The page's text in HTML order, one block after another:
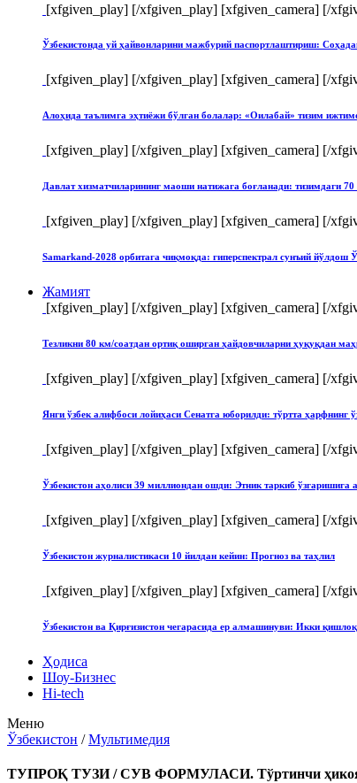
[xfgiven_play] [/xfgiven_play] [xfgiven_camera] [/
Ўзбекистонда уй ҳайвонларини мажбурий паспортлаштириш:
[xfgiven_play] [/xfgiven_play] [xfgiven_camera] [/
Алоҳида таълимга эҳтиёжи бўлган болалар: «Оилабай» тизим
[xfgiven_play] [/xfgiven_play] [xfgiven_camera] [/
Давлат хизматчиларининг маоши натижага боғланади: тизимдаги
[xfgiven_play] [/xfgiven_play] [xfgiven_camera] [/
Samarkand-2028 орбитага чиқмоқда: гиперспектрал сунъий
Жамият
[xfgiven_play] [/xfgiven_play] [xfgiven_camera] [/
Тезликни 80 км/соатдан ортиқ оширган ҳайдовчиларни ҳуқуқдан
[xfgiven_play] [/xfgiven_play] [xfgiven_camera] [/
Янги ўзбек алифбоси лойиҳаси Сенатга юборилди: тўртта
[xfgiven_play] [/xfgiven_play] [xfgiven_camera] [/
Ўзбекистон аҳолиси 39 миллиондан ошди: Этник таркиб ўзгаришига
[xfgiven_play] [/xfgiven_play] [xfgiven_camera] [/
Ўзбекистон журналистикаси 10 йилдан кейин: Прогноз ва таҳлил
[xfgiven_play] [/xfgiven_play] [xfgiven_camera] [/
Ўзбекистон ва Қирғизистон чегарасида ер алмашинуви: Икки
Ҳодиса
Шоу-Бизнес
Hi-tech
Меню
Ўзбекистон /Мультимедия
ТУПРОҚ ТУЗИ / СУВ ФОРМУЛАСИ. Тўртинчи